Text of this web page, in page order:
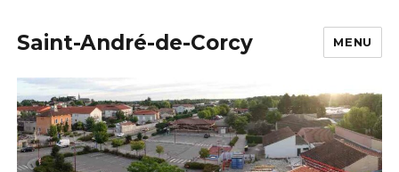
Saint-André-de-Corcy MENU